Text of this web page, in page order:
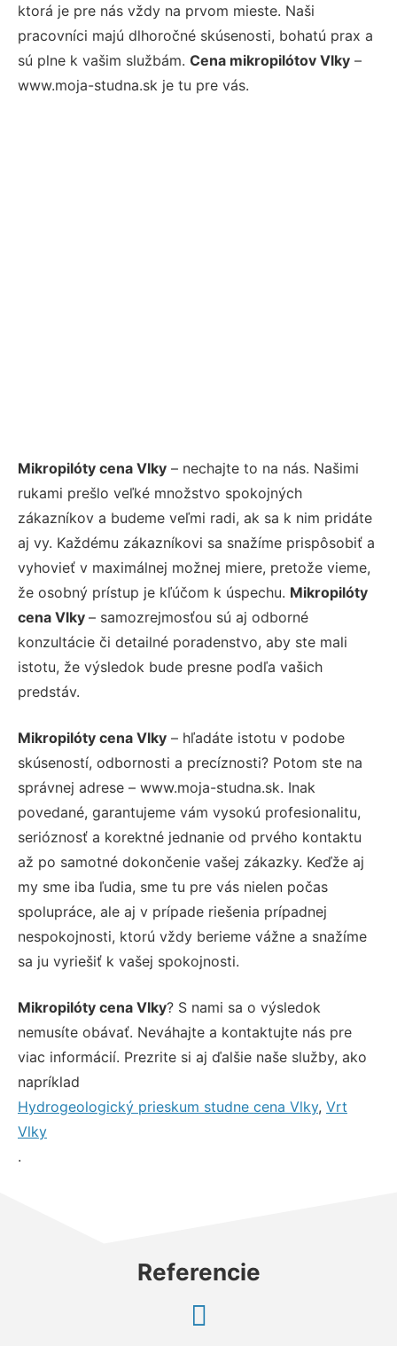
ktorá je pre nás vždy na prvom mieste. Naši
pracovníci majú dlhoročné skúsenosti, bohatú prax a
sú plne k vašim službám. Cena mikropilótov Vlky –
www.moja-studna.sk je tu pre vás.
Mikropilóty cena Vlky – nechajte to na nás. Našimi
rukami prešlo veľké množstvo spokojných
zákazníkov a budeme veľmi radi, ak sa k nim pridáte
aj vy. Každému zákazníkovi sa snažíme prispôsobiť a
vyhovieť v maximálnej možnej miere, pretože vieme,
že osobný prístup je kľúčom k úspechu. Mikropilóty
cena Vlky – samozrejmosťou sú aj odborné
konzultácie či detailné poradenstvo, aby ste mali
istotu, že výsledok bude presne podľa vašich
predstáv.
Mikropilóty cena Vlky – hľadáte istotu v podobe
skúseností, odbornosti a precíznosti? Potom ste na
správnej adrese – www.moja-studna.sk. Inak
povedané, garantujeme vám vysokú profesionalitu,
serióznosť a korektné jednanie od prvého kontaktu
až po samotné dokončenie vašej zákazky. Keďže aj
my sme iba ľudia, sme tu pre vás nielen počas
spolupráce, ale aj v prípade riešenia prípadnej
nespokojnosti, ktorú vždy berieme vážne a snažíme
sa ju vyriešiť k vašej spokojnosti.
Mikropilóty cena Vlky? S nami sa o výsledok
nemusíte obávať. Neváhajte a kontaktujte nás pre
viac informácií. Prezrite si aj ďalšie naše služby, ako
napríklad
Hydrogeologický prieskum studne cena Vlky, Vrt
Vlky
.
Referencie